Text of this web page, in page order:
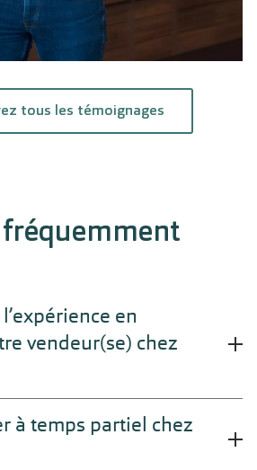
tous les témoignages
fréquemment
en
vendeur(se) chez
en optique n’est nécessaire.
combiner le travail avec les
à temps partiel chez